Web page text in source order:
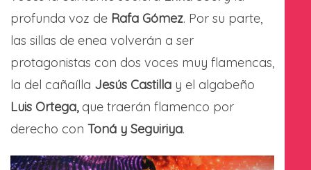
profunda voz de Rafa Gómez. Por su parte,
las sillas de enea volverán a ser
protagonistas con dos voces muy flamencas,
la del cañaílla Jesús Castilla y el algabeño
Luis Ortega,que traerán flamenco por
derecho con Toná y Seguiriya.